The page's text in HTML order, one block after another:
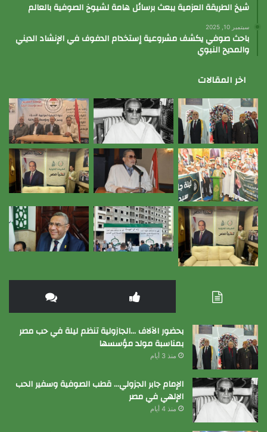
شيخ الطريقة العزمية يبعث برسائل هامة لشيوخ الصوفية بالعالم
سبتمبر 10, 2025
باحث صوفي يكشف مشروعية إستخدام الدفوف في الإنشاد الديني
والمديح النبوي
اخر المقالات
بحضور الآلاف …الجازولية تنظم ليلة في حب مصر
بمناسبة مولد مؤسسها
منذ 3 أيام
الإمام جابر الجزولي… قطب الصوفية وسفير الحب
الإلهي في مصر
منذ 4 أيام